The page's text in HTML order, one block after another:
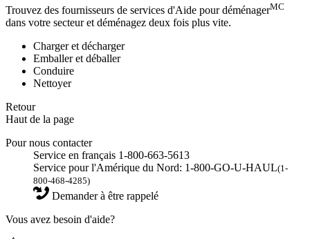
Trouvez des fournisseurs de services d'Aide pour déménagerMC
dans votre secteur et déménagez deux fois plus vite.
Charger et décharger
Emballer et déballer
Conduire
Nettoyer
Retour
Haut de la page
Pour nous contacter
Service en français 1-800-663-5613
Service pour l'Amérique du Nord: 1-800-GO-U-HAUL(1-
800-468-4285)
Demander à être rappelé
Vous avez besoin d'aide?